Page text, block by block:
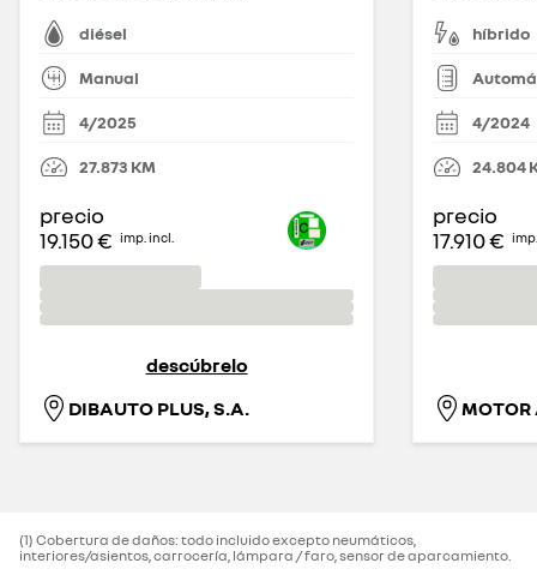
diésel
Manual
4/2025
27.873 KM
precio
19.150 € imp. incl.
descúbrelo
DIBAUTO PLUS, S.A.
híbrido
4/2024
24.804
precio
17.910 €
MOTOR
(1) Cobertura de daños: todo incluido excepto neumáticos,
interiores/asientos, carrocería, lámpara / faro, sensor de aparcamiento.‌